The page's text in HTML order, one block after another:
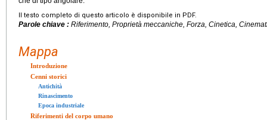
Il testo completo di questo articolo è disponibile in PDF.
Parole chiave : Riferimento, Proprietà meccaniche, Forza, Cinetica,
Mappa
Introduzione
Cenni storici
Antichità
Rinascimento
Epoca industriale
Riferimenti del corpo umano